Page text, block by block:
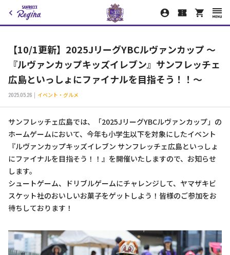
【10/1更新】2025JリーグYBCルヴァンカップ ～
『ルヴァンカップキッズイレブン』サンフレッチェ
広島といっしょにファイナルを目指そう！！～
2025.05.26 イベント・グルメ
サンフレッチェ広島では、「2025JリーグYBCルヴァンカップ」の
ホームゲームにおいて、今年も小学生以下を対象にしたイベント
『ルヴァンカップキッズイレブン サンフレッチェ広島といっしょ
にファイナルを目指そう！！』を開催いたしますので、お知らせ
します。
シュートゲーム、ドリブルゲームにチャレンジして、ヤマザキビ
スケット社のおいしいお菓子をゲットしよう！皆様のご参加をお
待ちしております！